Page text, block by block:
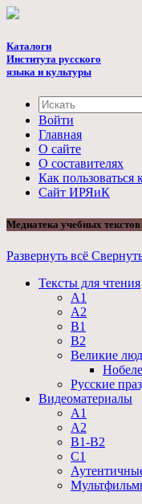
Каталоги
Института русского
языка и культуры
Войти
Главная
О сайте
О составителях
Как пользоваться
Cайт ИРЯиК
Медиатека учебных
Развернуть всё
Тексты для чтения
А1
А2
B1
B2
Великие
Русские
Видеоматериалы
А1
А2
В1-В2
С1